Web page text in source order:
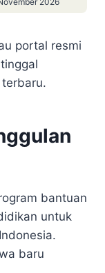
portal resmi
bantuan
untuk
baru